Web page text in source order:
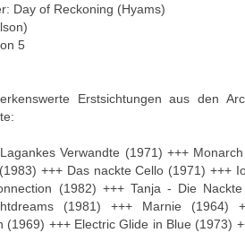
Day of Reckoning (Hyams)
5
Erstsichtungen aus den
Verwandte (1971) +++
+++ Das nackte Cello (1971) +++
(1982) +++ Tanja - Die
(1981) +++ Marnie (1964)
(1969) +++ Electric Glide in Blue (1973)